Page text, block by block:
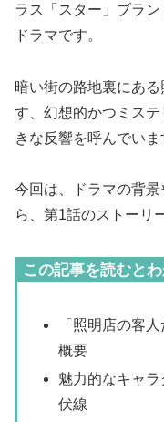
ラス「スター」ブラ
ドラマです。
暗い街の路地裏にあ
す、幻想的かつミス
きな反響を呼んでいま
今回は、ドラマの背
ら、第1話のストーリ
この記事を読むと
「照明店の客
概要
魅力的なキャ
伏線